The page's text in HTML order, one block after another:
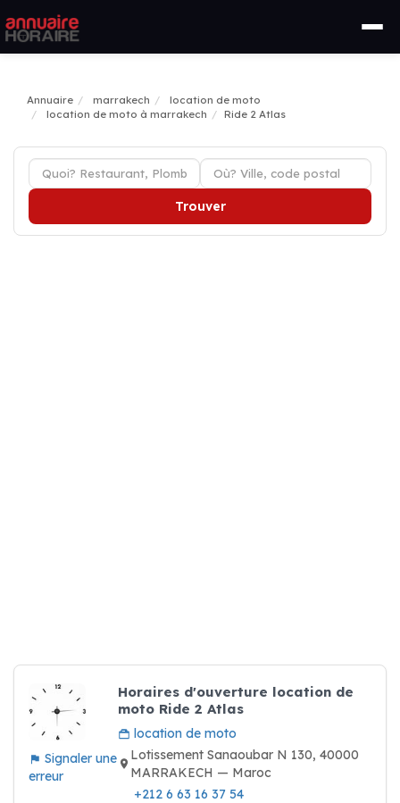
Annuaire marrakech
location de moto
location de moto à marrakech
Ride 2 Atlas
Trouver
Signaler une
erreur
Horaires d'ouverture location de
moto Ride 2 Atlas
location de moto
Lotissement Sanaoubar N 130, 40000
MARRAKECH — Maroc
+212 6 63 16 37 54